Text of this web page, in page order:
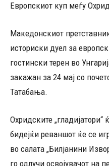
Европскиот куп меѓу
Македонскиот
историски дуел за
гостински терен во
закажан за 24 мај со
Татабања.
Охридските „гладијатори“
бидејќи реваншот ќе се
во салата „Билјанини
го одлучи освојувачот на